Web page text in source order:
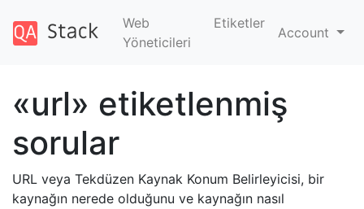
Web
Yöneticileri
Etiketler
Account
«url» etiketlenmiş
sorular
URL veya Tekdüzen Kaynak Konum Belirleyicisi, bir
kaynağın nerede olduğunu ve kaynağın nasıl